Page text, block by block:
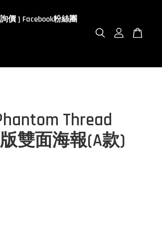
價 ] Facebook粉絲團
Thread
雙面海報(A款)